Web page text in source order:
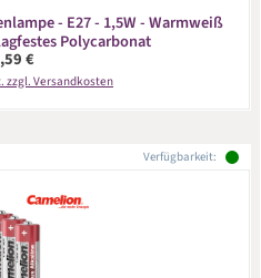
- E27 - 1,5W - Warmweiß
Polycarbonat
Preis:
€
zzgl. Versandkosten
Verfügbarkeit: